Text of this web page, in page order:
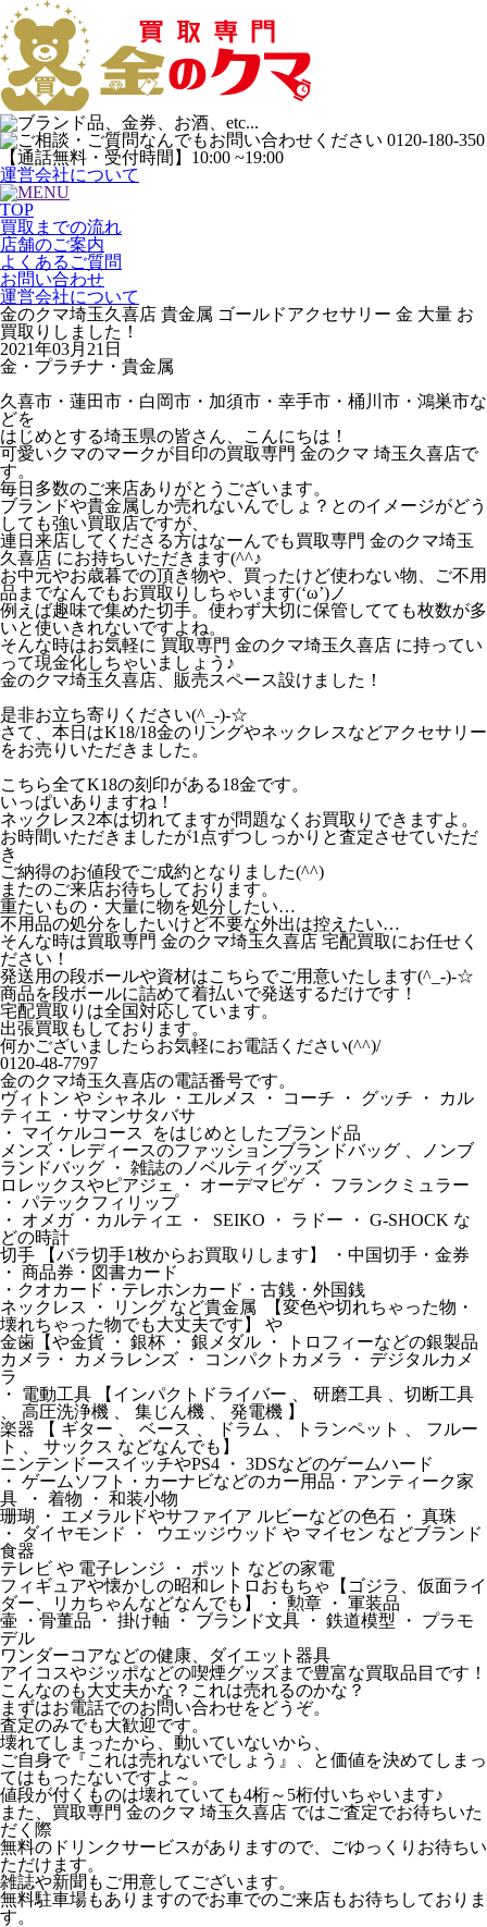
運営会社について
TOP
買取までの流れ
店舗のご案内
よくあるご質問
お問い合わせ
運営会社について
金のクマ埼玉久喜店 貴金属 ゴールドアクセサリー 金 大量 お
買取りしました！
2021年03月21日
金・プラチナ・貴金属
久喜市・蓮田市・白岡市・加須市・幸手市・桶川市・鴻巣市な
どを
はじめとする埼玉県の皆さん、こんにちは！
可愛いクマのマークが目印の買取専門 金のクマ 埼玉久喜店で
す。
毎日多数のご来店ありがとうございます。
ブランドや貴金属しか売れないんでしょ？とのイメージがどう
しても強い買取店ですが、
連日来店してくださる方はなーんでも買取専門 金のクマ埼玉
久喜店 にお持ちいただきます(^^♪
お中元やお歳暮での頂き物や、買ったけど使わない物、ご不用
品までなんでもお買取りしちゃいます(‘ω’)ノ
例えば趣味で集めた切手。使わず大切に保管してても枚数が多
いと使いきれないですよね。
そんな時はお気軽に 買取専門 金のクマ埼玉久喜店 に持ってい
って現金化しちゃいましょう♪
金のクマ埼玉久喜店、販売スペース設けました！
是非お立ち寄りください(^_-)-☆
さて、本日はK18/18金のリングやネックレスなどアクセサリー
をお売りいただきました。
こちら全てK18の刻印がある18金です。
いっぱいありますね！
ネックレス2本は切れてますが問題なくお買取りできますよ。
お時間いただきましたが1点ずつしっかりと査定させていただ
き
ご納得のお値段でご成約となりました(^^)
またのご来店お待ちしております。
重たいもの・大量に物を処分したい…
不用品の処分をしたいけど不要な外出は控えたい…
そんな時は買取専門 金のクマ埼玉久喜店 宅配買取にお任せく
ださい！
発送用の段ボールや資材はこちらでご用意いたします(^_-)-☆
商品を段ボールに詰めて着払いで発送するだけです！
宅配買取りは全国対応しています。
出張買取もしております。
何かございましたらお気軽にお電話ください(^^)/
0120-48-7797
金のクマ埼玉久喜店の電話番号です。
ヴィトン や シャネル ・エルメス ・ コーチ ・ グッチ ・ カル
ティエ ・サマンサタバサ
・ マイケルコース をはじめとしたブランド品
メンズ・レディースのファッションブランドバッグ 、ノンブ
ランドバッグ ・ 雑誌のノベルティグッズ
ロレックスやピアジェ ・ オーデマピゲ ・ フランクミュラー
・ パテックフィリップ
・ オメガ ・カルティエ ・ SEIKO ・ ラドー ・ G-SHOCK な
どの時計
切手 【バラ切手1枚からお買取りします】 ・中国切手・金券
・ 商品券・図書カード
・クオカード・テレホンカード・古銭・外国銭
ネックレス ・ リング など貴金属 【変色や切れちゃった物・
壊れちゃった物でも大丈夫です】 や
金歯【や金貨 ・ 銀杯 ・ 銀メダル ・ トロフィーなどの銀製品
カメラ・ カメラレンズ ・ コンパクトカメラ ・ デジタルカメ
ラ
・ 電動工具 【インパクトドライバー 、 研磨工具 、切断工具
、 高圧洗浄機 、 集じん機 、 発電機 】
楽器 【 ギター 、 ベース 、 ドラム 、 トランペット 、 フルー
ト 、 サックス などなんでも】
ニンテンドースイッチやPS4 ・ 3DSなどのゲームハード
・ ゲームソフト・カーナビなどのカー用品・アンティーク家
具 ・ 着物 ・ 和装小物
珊瑚 ・ エメラルドやサファイア ルビーなどの色石 ・ 真珠
・ ダイヤモンド ・ ウエッジウッド や マイセン などブランド
食器
テレビ や 電子レンジ ・ ポット などの家電
フィギュアや懐かしの昭和レトロおもちゃ【ゴジラ、仮面ライ
ダー、リカちゃんなどなんでも】 ・ 勲章 ・ 軍装品
壷 ・骨董品 ・ 掛け軸 ・ ブランド文具 ・ 鉄道模型 ・ プラモ
デル
ワンダーコアなどの健康、ダイエット器具
アイコスやジッポなどの喫煙グッズまで豊富な買取品目です！
こんなのも大丈夫かな？これは売れるのかな？
まずはお電話でのお問い合わせをどうぞ。
査定のみでも大歓迎です。
壊れてしまったから、動いていないから、
ご自身で『これは売れないでしょう』、と価値を決めてしまっ
てはもったないですよ～。
値段が付くものは壊れていても4桁～5桁付いちゃいます♪
また、買取専門 金のクマ 埼玉久喜店 ではご査定でお待ちいた
だく際
無料のドリンクサービスがありますので、ごゆっくりお待ちい
ただけます。
雑誌や新聞もご用意してございます。
無料駐車場もありますのでお車でのご来店もお待ちしておりま
す。